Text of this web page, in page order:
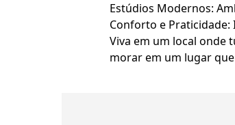
Estúdios Modernos:
Conforto e
Viva em um local onde
morar em um lugar